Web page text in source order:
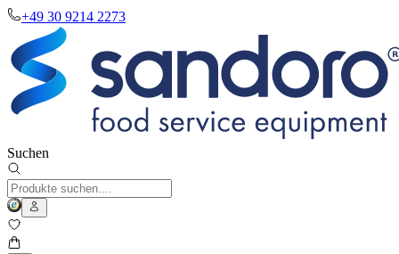
+49 30 9214 2273
Suchen